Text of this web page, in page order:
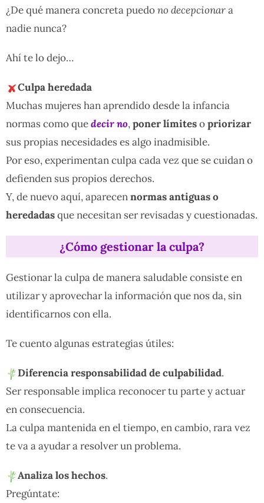
¿De qué manera concreta puedono decepcionara
nadie nunca?
Ahí te lo dejo…
Culpa heredada
Muchas mujeres han aprendido desde la infancia
normas como quedecir no,poner límitesopriorizar
sus propias necesidades es algo inadmisible.
Por eso, experimentan culpa cada vez que se cuidan o
defienden sus propios derechos.
Y, de nuevo aquí, aparecennormas antiguas o
heredadasque necesitan ser revisadas y cuestionadas.
¿Cómo gestionar la culpa?
Gestionar la culpa de manera saludable consiste en
utilizar y aprovechar la información que nos da, sin
identificarnos con ella.
Te cuento algunas estrategias útiles:
Diferencia responsabilidad de culpabilidad.
Ser responsable implica reconocer tu parte y actuar
en consecuencia.
La culpa mantenida en el tiempo, en cambio, rara vez
te va a ayudar a resolver un problema.
Analiza los hechos.
Pregúntate: